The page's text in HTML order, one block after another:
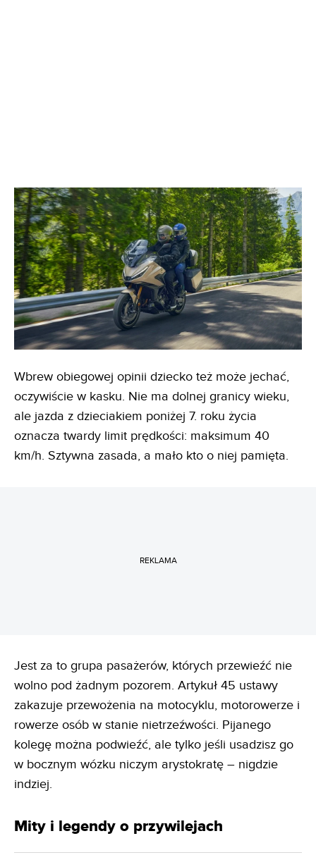
Wbrew obiegowej opinii dziecko też może jechać,
oczywiście w kasku. Nie ma dolnej granicy wieku,
ale jazda z dzieciakiem poniżej 7. roku życia
oznacza twardy limit prędkości: maksimum 40
km/h. Sztywna zasada, a mało kto o niej pamięta.
REKLAMA
Jest za to grupa pasażerów, których przewieźć nie
wolno pod żadnym pozorem. Artykuł 45 ustawy
zakazuje przewożenia na motocyklu, motorowerze i
rowerze osób w stanie nietrzeźwości. Pijanego
kolegę można podwieźć, ale tylko jeśli usadzisz go
w bocznym wózku niczym arystokratę – nigdzie
indziej.
Mity i legendy o przywilejach